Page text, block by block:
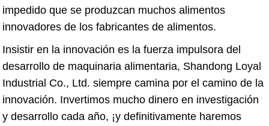
impedido que se produzcan muchos alimentos
innovadores de los fabricantes de alimentos.
Insistir en la innovación es la fuerza impulsora del
desarrollo de maquinaria alimentaria, Shandong Loyal
Industrial Co., Ltd. siempre camina por el camino de la
innovación. Invertimos mucho dinero en investigación
y desarrollo cada año, ¡y definitivamente haremos